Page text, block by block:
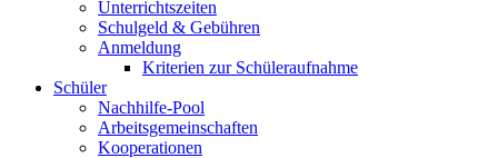
Unterrichtszeiten
Schulgeld & Gebühren
Anmeldung
Kriterien zur Schüleraufnahme
Schüler
Nachhilfe-Pool
Arbeitsgemeinschaften
Kooperationen